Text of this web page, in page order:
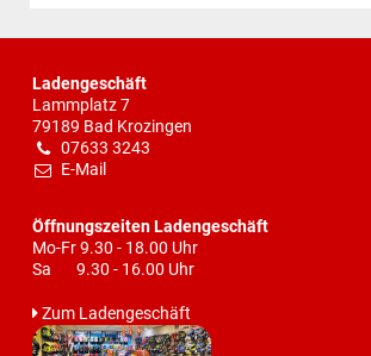
Ladengeschäft
Lammplatz 7
79189 Bad Krozingen
07633 3243
E-Mail
Öffnungszeiten Ladengeschäft
Mo-Fr 9.30 - 18.00 Uhr
Sa 9.30 - 16.00 Uhr
Zum Ladengeschäft